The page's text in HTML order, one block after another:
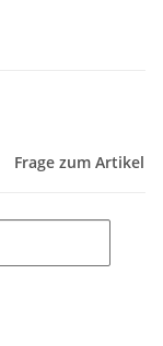
Frage zum Artikel